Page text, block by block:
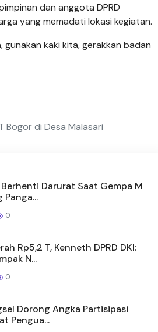
dan anggota DPRD
yang memadati lokasi kegiatan.
gunakan kaki kita, gerakkan badan
Bogor di Desa Malasari
Darurat Saat Gempa M
0
Rp5,2 T, Kenneth DPRD DKI:
N...
0
Dorong Angka Partisipasi
Pengua...